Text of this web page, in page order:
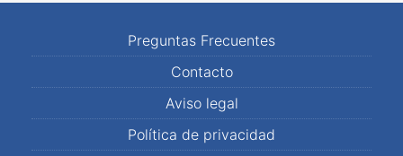
Preguntas Frecuentes
Contacto
Aviso legal
Política de privacidad